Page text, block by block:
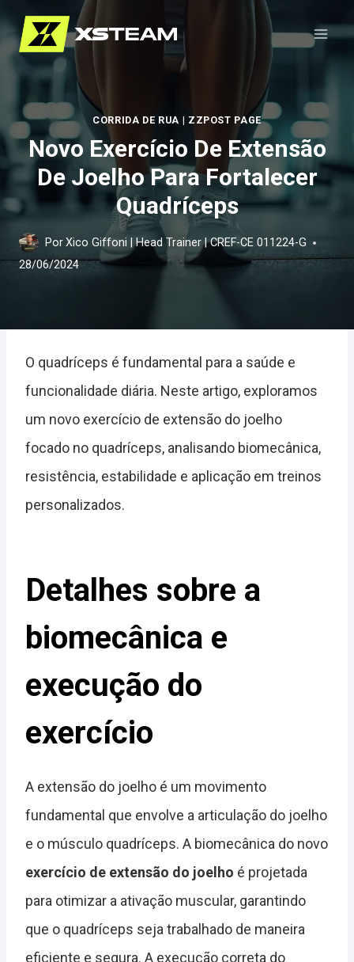
Pular
para
Conteúdo
CORRIDA DE RUA | ZZPOST PAGE
Novo Exercício De Extensão
De Joelho Para Fortalecer
Quadríceps
PorXico Giffoni | Head Trainer | CREF-CE 011224-G
28/06/2024
O quadríceps é fundamental para a saúde e
funcionalidade diária. Neste artigo, exploramos
um novo exercício de extensão do joelho
focado no quadríceps, analisando biomecânica,
resistência, estabilidade e aplicação em treinos
personalizados.
Detalhes sobre a
biomecânica e
execução do
exercício
A extensão do joelho é um movimento
fundamental que envolve a articulação do joelho
e o músculo quadríceps. A biomecânica do novo
exercício de extensão do joelho é projetada
para otimizar a ativação muscular, garantindo
que o quadríceps seja trabalhado de maneira
eficiente e segura. A execução correta do